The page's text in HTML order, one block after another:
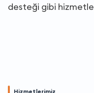
desteği gibi
Hizmetlerimiz